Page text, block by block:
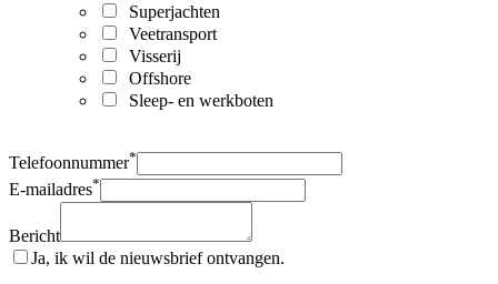
Superjachten
Veetransport
Visserij
Offshore
Sleep- en werkboten
Telefoonnummer*
E-mailadres*
Bericht
Ja, ik wil de nieuwsbrief ontvangen.